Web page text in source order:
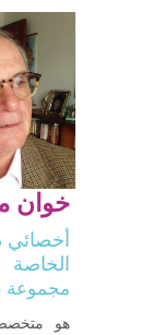
خوان
أخصائي
الخاصة
مجموعة
هو